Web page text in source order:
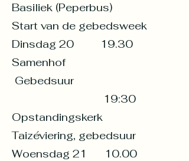
Basiliek (Peperbus)
Start van de gebedsweek
Dinsdag 20 19.30
Samenhof
Gebedsuur
19:30
Opstandingskerk
Taizéviering, gebedsuur
Woensdag 21 10.00